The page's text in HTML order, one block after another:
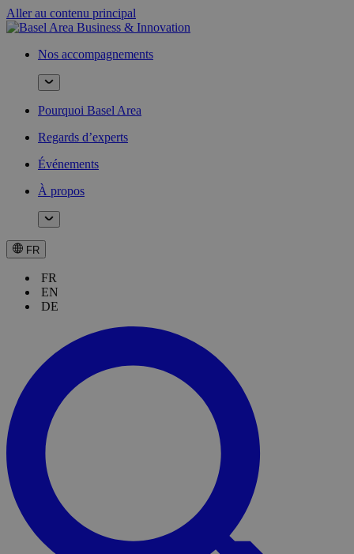
Aller au contenu principal
Nos accompagnements
Pourquoi Basel Area
Regards d’experts
Événements
À propos
FR
FR
EN
DE